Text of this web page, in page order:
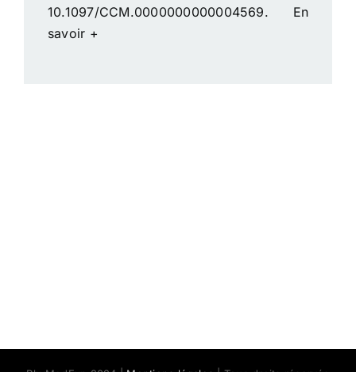
10.1097/CCM.0000000000004569. En
savoir +